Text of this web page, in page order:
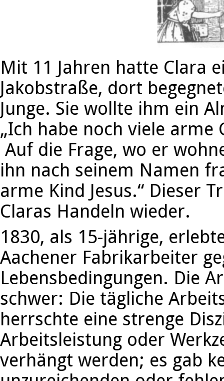
Mit 11 Jahren hatte Clara
Jakobstraße, dort
Junge. Sie wollte ihm ein
„Ich habe noch viele arme
Auf die Frage, wo er
ihn nach seinem Namen
arme Kind Jesus.“ Dieser
Claras Handeln wieder.
1830, als 15-jährige,
Aachener Fabrikarbeiter
Lebensbedingungen. Die
schwer: Die tägliche
herrschte eine strenge
Arbeitsleistung oder
verhängt werden; es gab